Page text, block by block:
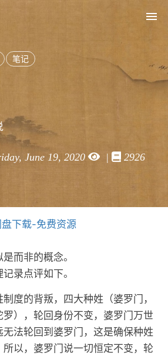
笔记
June 19, 2020 |
2926
而非的概念。
录点评如下。
度的背叛，四大种姓（婆罗门，
），轮回身份不变，婆罗门万世
法轮回到婆罗门，这是确保种姓
以，婆罗门说一切恒定不变，轮